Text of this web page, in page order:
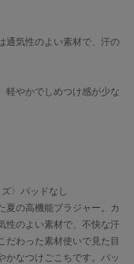
通気性のよい素材で、汗の
軽やかでしめつけ感が少な
〉パッドなし
夏の高機能ブラジャー。カ
性のよい素材で、不快な汗
だわった素材使いで見た目
かなつけごこちです。バッ